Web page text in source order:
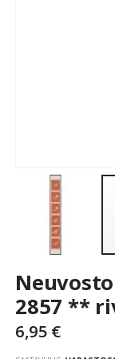
to
beginning
of
2857 **
6,95 €